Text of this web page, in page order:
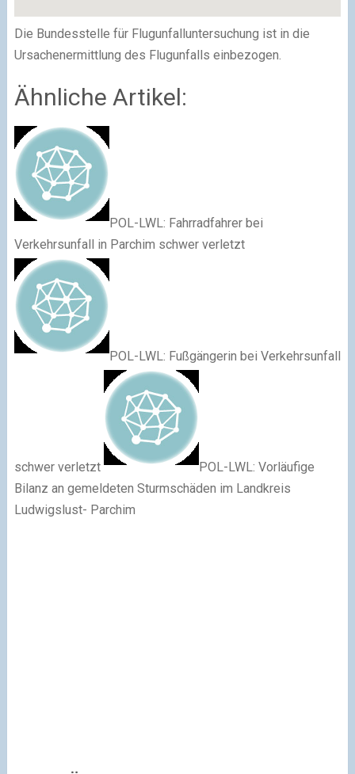
Die Bundesstelle für Flugunfalluntersuchung ist in die
Ursachenermittlung des Flugunfalls einbezogen.
Ähnliche Artikel:
POL-LWL: Fahrradfahrer bei
Verkehrsunfall in Parchim schwer verletzt
POL-LWL: Fußgängerin bei Verkehrsunfall
schwer verletzt
POL-LWL: Vorläufige
Bilanz an gemeldeten Sturmschäden im Landkreis
Ludwigslust- Parchim